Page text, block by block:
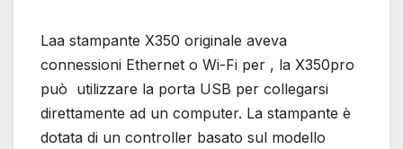
Laa stampante X350 originale aveva
connessioni Ethernet o Wi-Fi per , la X350pro
può utilizzare la porta USB per collegarsi
direttamente ad un computer. La stampante è
dotata di un controller basato sul modello